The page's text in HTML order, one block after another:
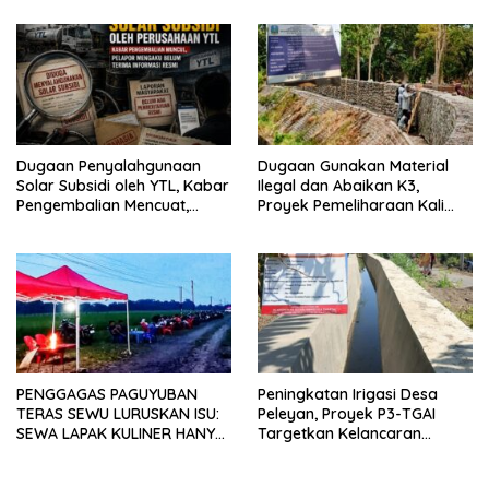
dengan SPEKTANI
Dugaan Penyalahgunaan
Solar Subsidi oleh YTL, Kabar
Pengembalian Mencuat,
Dugaan Gunakan Material
Ilegal dan Abaikan K3,
Proyek Pemeliharaan Kali
Warga
PENGGAGAS PAGUYUBAN
TERAS SEWU LURUSKAN ISU:
SEWA LAPAK KULINER HANYA
Peningkatan Irigasi Desa
Peleyan, Proyek P3-TGAI
Targetkan Kelancaran